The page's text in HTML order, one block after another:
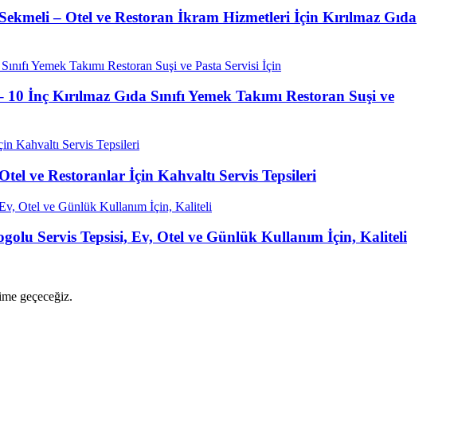
– Otel ve Restoran İkram Hizmetleri İçin Kırılmaz Gıda
Kırılmaz Gıda Sınıfı Yemek Takımı Restoran Suşi ve
ve Restoranlar İçin Kahvaltı Servis Tepsileri
Servis Tepsisi, Ev, Otel ve Günlük Kullanım İçin, Kaliteli
geçeceğiz.